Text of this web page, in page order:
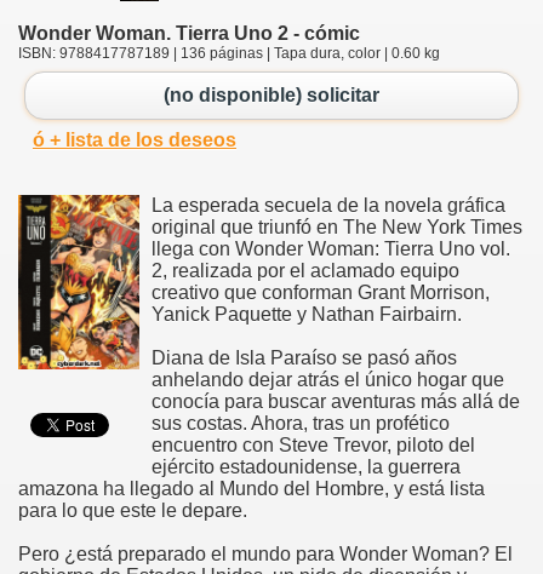
Wonder Woman. Tierra Uno 2 - cómic
ISBN: 9788417787189 | 136 páginas | Tapa dura, color | 0.60 kg
(no disponible) solicitar
ó + lista de los deseos
La esperada secuela de la novela gráfica
original que triunfó en The New York Times
llega con Wonder Woman: Tierra Uno vol.
2, realizada por el aclamado equipo
creativo que conforman Grant Morrison,
Yanick Paquette y Nathan Fairbairn.
Diana de Isla Paraíso se pasó años
anhelando dejar atrás el único hogar que
conocía para buscar aventuras más allá de
sus costas. Ahora, tras un profético
encuentro con Steve Trevor, piloto del
ejército estadounidense, la guerrera
amazona ha llegado al Mundo del Hombre, y está lista
para lo que este le depare.
Pero ¿está preparado el mundo para Wonder Woman? El